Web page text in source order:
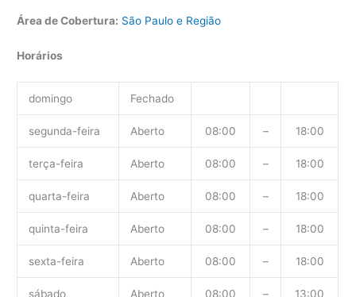
Área de Cobertura: São Paulo e Região
Horários
domingo Fechado
segunda-feira Aberto 08:00 – 18:00
terça-feira Aberto 08:00 – 18:00
quarta-feira Aberto 08:00 – 18:00
quinta-feira Aberto 08:00 – 18:00
sexta-feira Aberto 08:00 – 18:00
sábado Aberto 08:00 – 13:00